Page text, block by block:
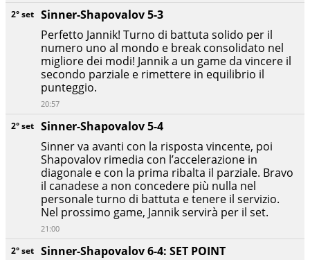
2° set Sinner-Shapovalov 6-4: SET POINT
2° set Sinner-Shapovalov 5-4
Sinner va avanti con la risposta vincente, poi
Shapovalov rimedia con l’accelerazione in
diagonale e con la prima ribalta il parziale. Bravo
il canadese a non concedere più nulla nel
personale turno di battuta e tenere il servizio.
Nel prossimo game, Jannik servirà per il set.
21:00
2° set Sinner-Shapovalov 5-3
Perfetto Jannik! Turno di battuta solido per il
numero uno al mondo e break consolidato nel
migliore dei modi! Jannik a un game da vincere il
secondo parziale e rimettere in equilibrio il
punteggio.
20:57